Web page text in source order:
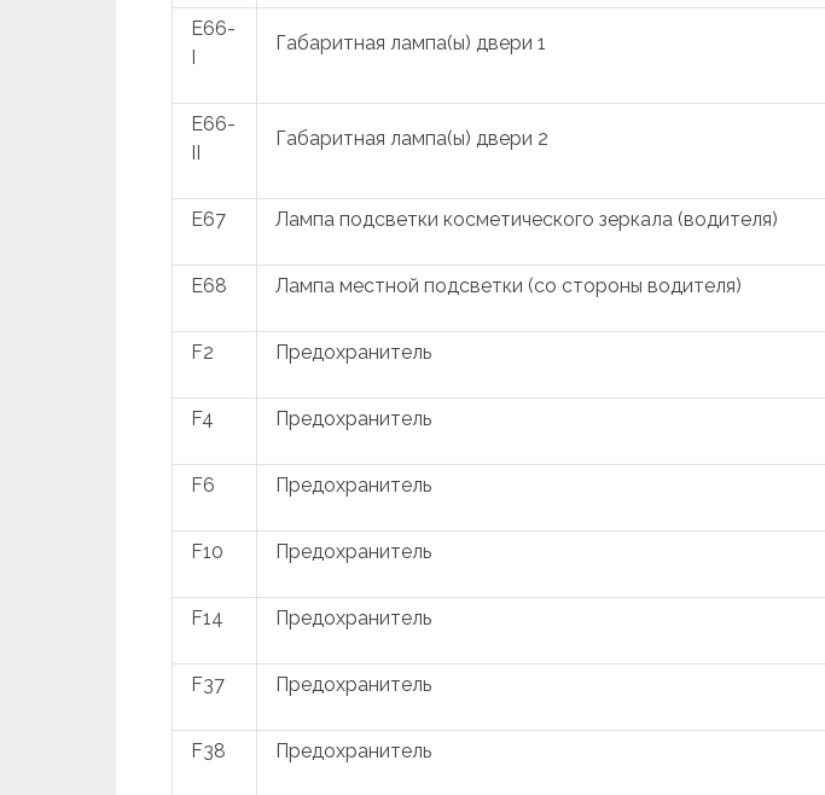
E66-
I
Габаритная лампа(ы) двери 1
E66-
II
Габаритная лампа(ы) двери 2
E67 Лампа подсветки косметического зеркала (водителя)
E68 Лампа местной подсветки (со стороны водителя)
F2 Предохранитель
F4 Предохранитель
F6 Предохранитель
F10 Предохранитель
F14 Предохранитель
F37 Предохранитель
F38 Предохранитель